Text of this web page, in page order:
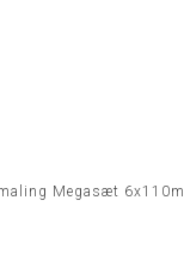
Megasæt 6x110ml